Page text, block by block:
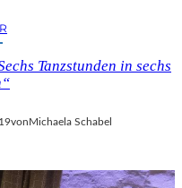
Tanzstunden in sechs
vonMichaela Schabel